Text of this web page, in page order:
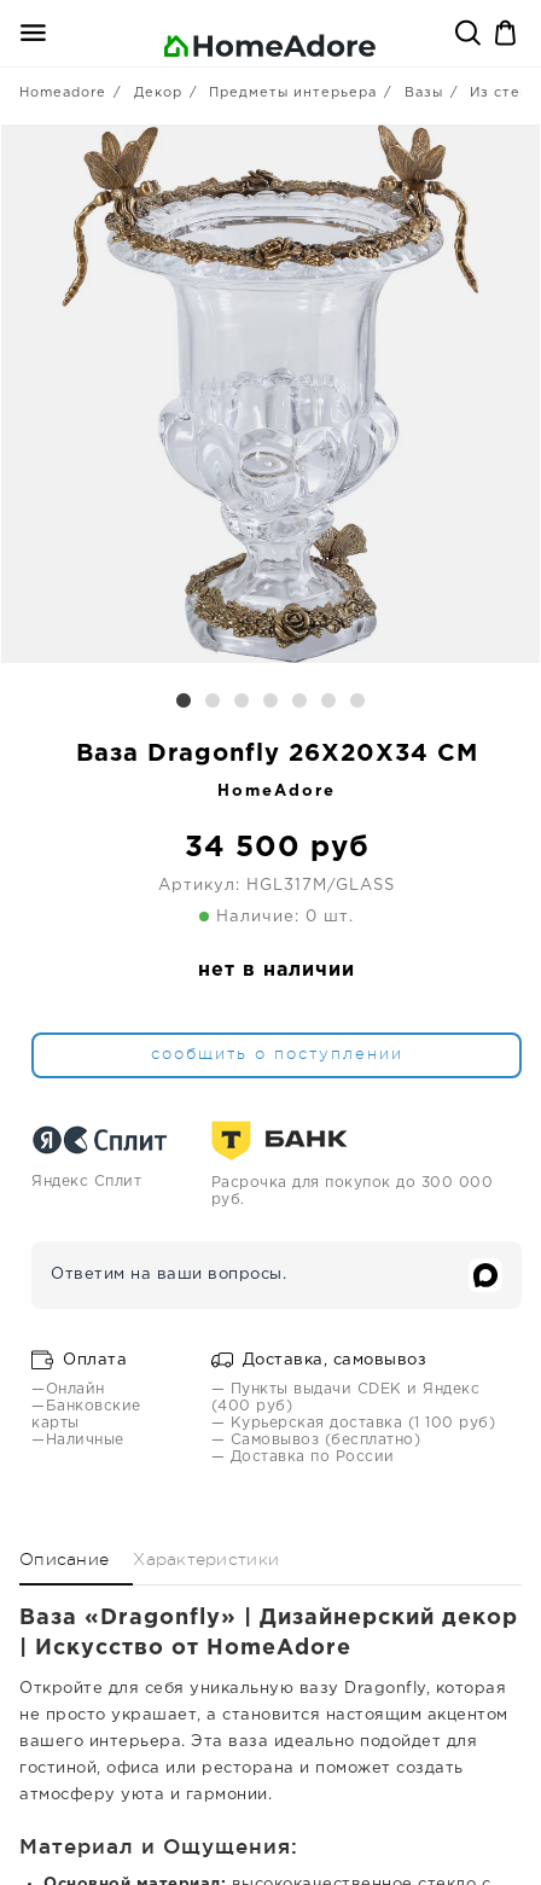
Homeadore Декор Предметы интерьера Вазы Из
Ваза Dragonfly 26X20X34 CM
HomeAdore
34 500 руб
Артикул: HGL317M/GLASS
Наличие: 0 шт.
нет в наличии
сообщить о поступлении
Яндекс Сплит
Расрочка для покупок до 300 000
руб.
Ответим на ваши вопросы.
Оплата
—Онлайн
—Банковские
карты
—Наличные
Доставка, самовывоз
— Пункты выдачи CDEK и Яндекс
(400 руб)
— Курьерская доставка (1 100 руб)
— Самовывоз (бесплатно)
— Доставка по России
Описание Характеристики
Ваза «Dragonfly» | Дизайнерский декор
| Искусство от HomeAdore
Откройте для себя уникальную вазу Dragonfly, которая
не просто украшает, а становится настоящим акцентом
вашего интерьера. Эта ваза идеально подойдет для
гостиной, офиса или ресторана и поможет создать
атмосферу уюта и гармонии.
Материал и Ощущения: